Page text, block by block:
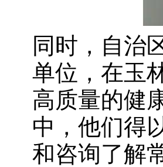
同时，自治
单位，在玉
高质量的健
中，他们得
和咨询了解